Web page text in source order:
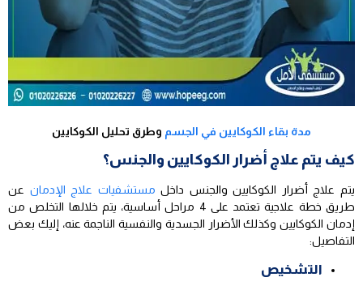
مدة بقاء الكوكايين في الجسم وطرق تحليل الكوكايين
كيف يتم علاج أضرار الكوكايين والجنس؟
يتم علاج أضرار الكوكايين والجنس داخل مستشفيات علاج الإدمان عن
طريق خطة علاجية تعتمد على 4 مراحل أساسية، يتم خلالها التخلص من
إدمان الكوكايين وكذلك الأضرار الجسدية والنفسية الناجمة عنه، إليك بعض
التفاصيل:
التشخيص